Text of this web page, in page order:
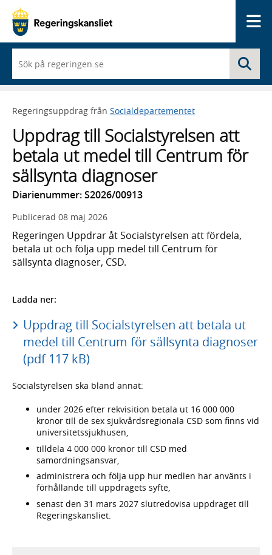
du
börjar
skriva
framträder
lista
med
sökförslag
Regeringsuppdrag från Socialdepartementet
Uppdrag till Socialstyrelsen att
betala ut medel till Centrum för
sällsynta diagnoser
Diarienummer: S2026/00913
Publicerad 08 maj 2026
Regeringen Uppdrar åt Socialstyrelsen att fördela,
betala ut och följa upp medel till Centrum för
sällsynta diagnoser, CSD.
Ladda ner:
Uppdrag till Socialstyrelsen att betala ut
medel till Centrum för sällsynta diagnoser
(pdf 117 kB)
Socialstyrelsen ska bland annat:
under 2026 efter rekvisition betala ut 16 000 000
kronor till de sex sjukvårdsregionala CSD som finns vid
universitetssjukhusen,
tilldela 4 000 000 kronor till CSD med
samordningsansvar,
administrera och följa upp hur medlen har använts i
förhållande till uppdragets syfte,
senast den 31 mars 2027 slutredovisa uppdraget till
Regeringskansliet.